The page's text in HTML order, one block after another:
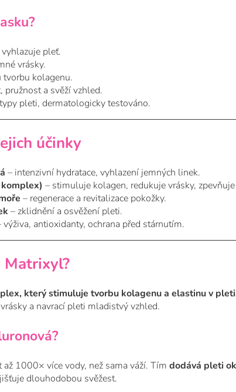
pleť.
vrásky.
tvorbu kolagenu.
pružnost a svěží vzhled.
pleti, dermatologicky testováno.
účinky
– intenzivní hydratace, vyhlazení jemných linek.
– stimuluje kolagen, redukuje vrásky,
– regenerace a revitalizace pokožky.
– zklidnění a osvěžení pleti.
výživa, antioxidanty, ochrana před stárnutím.
Matrixyl?
který stimuluje tvorbu kolagenu a elastinu v
a navrací pleti mladistvý vzhled.
až 1000× více vody, než sama váží. Tím dodává pleti
dlouhodobou svěžest.